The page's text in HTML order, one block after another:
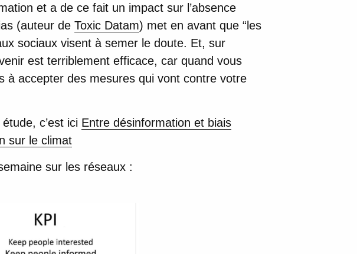
et a de ce fait un impact sur l’absence
(auteur de Toxic Datam) met en avant que “les
sociaux visent à semer le doute. Et, sur
est terriblement efficace, car quand vous
à accepter des mesures qui vont contre votre
c’est ici Entre désinformation et biais
sur le climat
sur les réseaux :